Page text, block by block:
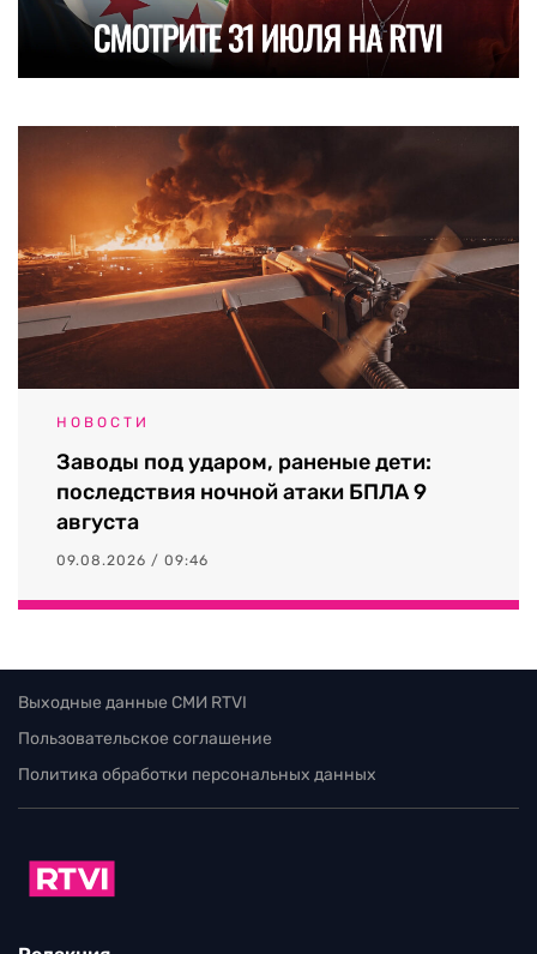
НОВОСТИ
Заводы под ударом, раненые дети:
последствия ночной атаки БПЛА 9
августа
09.08.2026 / 09:46
Выходные данные СМИ RTVI
Пользовательское соглашение
Политика обработки персональных данных